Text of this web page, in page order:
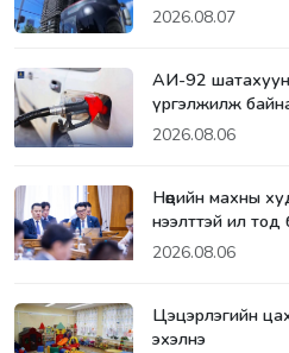
2026.08.07
АИ-92
үргэлжилж
2026.08.06
Нөөцийн махны
нээлттэй ил тод
2026.08.06
Цэцэрлэгийн
эхэлнэ